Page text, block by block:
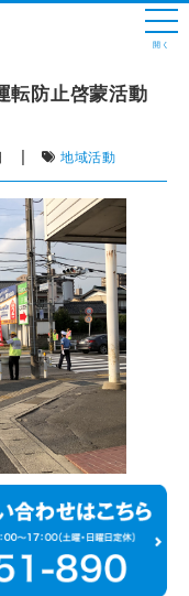
防止啓蒙活動
| 地域活動